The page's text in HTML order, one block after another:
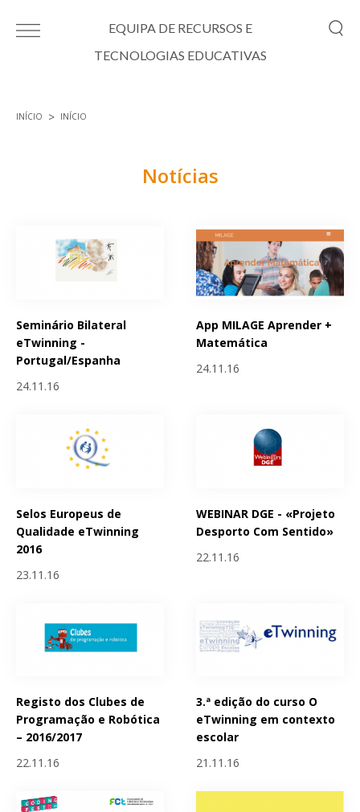
EQUIPA DE RECURSOS E
TECNOLOGIAS EDUCATIVAS
INÍCIO INÍCIO
Notícias
Seminário Bilateral
eTwinning -
Portugal/Espanha
24.11.16
App MILAGE Aprender +
Matemática
24.11.16
Selos Europeus de
Qualidade eTwinning
2016
23.11.16
WEBINAR DGE - «Projeto
Desporto Com Sentido»
22.11.16
Registo dos Clubes de
Programação e Robótica
– 2016/2017
22.11.16
3.ª edição do curso O
eTwinning em contexto
escolar
21.11.16
Páginas